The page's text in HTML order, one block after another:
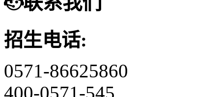
招生电话:
0571-86625860